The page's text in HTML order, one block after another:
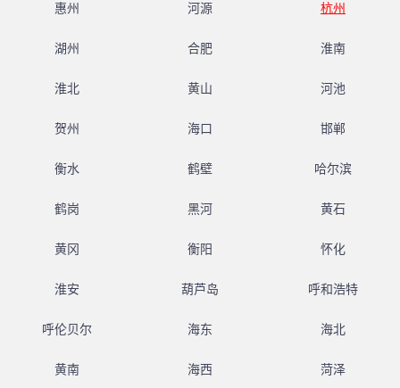
惠州 河源 杭州
湖州 合肥 淮南
淮北 黄山 河池
贺州 海口 邯郸
衡水 鹤壁 哈尔滨
鹤岗 黑河 黄石
黄冈 衡阳 怀化
淮安 葫芦岛 呼和浩特
呼伦贝尔 海东 海北
黄南 海西 菏泽